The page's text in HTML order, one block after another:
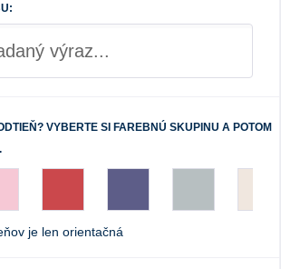
VYBERTE SI FAREBNÚ SKUPINU A POTOM
je len orientačná